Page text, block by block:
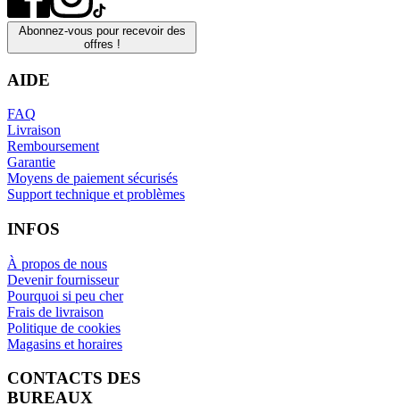
Abonnez-vous pour recevoir des
offres !
AIDE
FAQ
Livraison
Remboursement
Garantie
Moyens de paiement sécurisés
Support technique et problèmes
INFOS
À propos de nous
Devenir fournisseur
Pourquoi si peu cher
Frais de livraison
Politique de cookies
Magasins et horaires
CONTACTS DES
BUREAUX